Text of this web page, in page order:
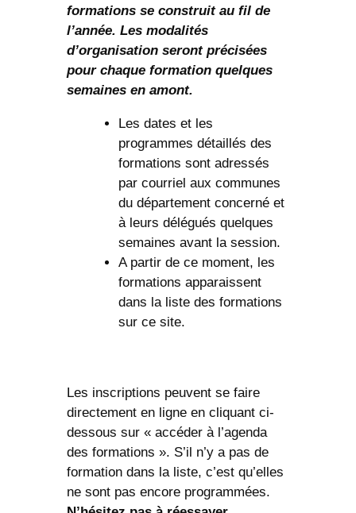
formations se construit au fil de
l’année. Les modalités
d’organisation seront précisées
pour chaque formation quelques
semaines en amont.
Les dates et les
programmes détaillés des
formations sont adressés
par courriel aux communes
du département concerné et
à leurs délégués quelques
semaines avant la session.
A partir de ce moment, les
formations apparaissent
dans la liste des formations
sur ce site.
Les inscriptions peuvent se faire
directement en ligne en cliquant ci-
dessous sur « accéder à l’agenda
des formations ». S’il n’y a pas de
formation dans la liste, c’est qu’elles
ne sont pas encore programmées.